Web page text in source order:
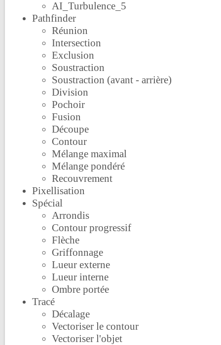
AI_Turbulence_5
Pathfinder
Réunion
Intersection
Exclusion
Soustraction
Soustraction (avant - arrière)
Division
Pochoir
Fusion
Découpe
Contour
Mélange maximal
Mélange pondéré
Recouvrement
Pixellisation
Spécial
Arrondis
Contour progressif
Flèche
Griffonnage
Lueur externe
Lueur interne
Ombre portée
Tracé
Décalage
Vectoriser le contour
Vectoriser l'objet